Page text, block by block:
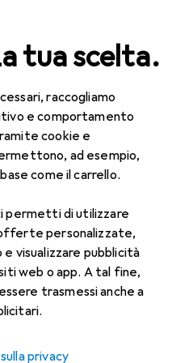
tua scelta.
raccogliamo
e comportamento
cookie e
ad esempio,
come il carrello.
permetti di utilizzare
personalizzate,
visualizzare pubblicità
web o app. A tal fine,
trasmessi anche a
privacy
Arredamento